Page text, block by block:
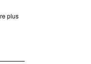
plus